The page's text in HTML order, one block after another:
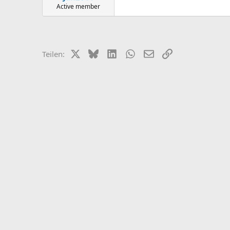
Active member
Teilen: X (Twitter)
BlueskyLinkedInWhatsApp
E-MailLink